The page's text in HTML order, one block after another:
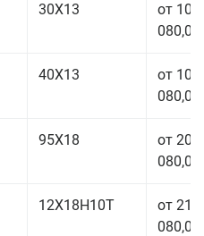
30Х13
от 101
080,00
40Х13
от 101
080,00
95Х18
от 208
080,00
12Х18Н10Т
от 210
080,00